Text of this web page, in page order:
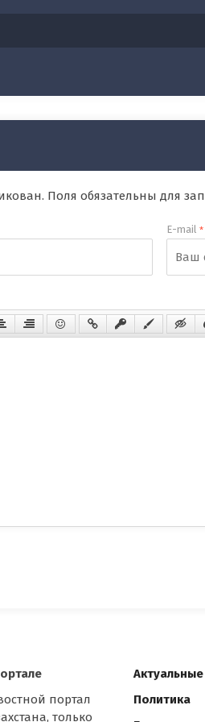
Поля обязательны для
E-mail *
портал
только
Актуальные
Политика